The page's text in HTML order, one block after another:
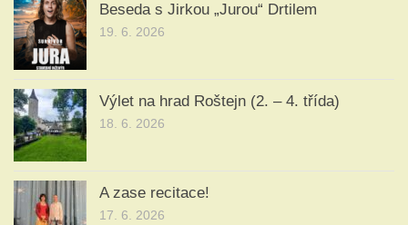
Beseda s Jirkou „Jurou“ Drtilem
19. 6. 2026
Výlet na hrad Roštejn (2. – 4. třída)
18. 6. 2026
A zase recitace!
17. 6. 2026